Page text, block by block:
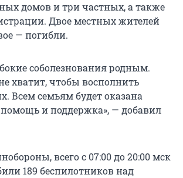
домов и три частных, а также
Двое местных жителей
— погибли.
соболезнования родным.
хватит, чтобы восполнить
Всем семьям будет оказана
и поддержка», — добавил
всего с 07:00 до 20:00 мск
189 беспилотников над